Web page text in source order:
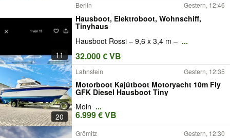
11
Berlin Gestern, 12:46
Hausboot, Elektroboot, Wohnschiff,
Tinyhaus
Hausboot Rossi – 9,6 x 3,4 m – ...
32.000 € VB
20
Lahnstein Gestern, 12:35
Motorboot Kajütboot Motoryacht 10m Fly
GFK Diesel Hausboot Tiny
Moin ...
6.999 € VB
Grömitz Gestern, 12:30